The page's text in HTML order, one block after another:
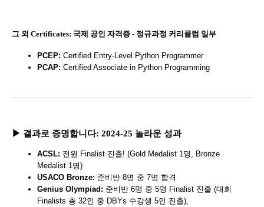
그 외 Certificates: 국제 공인 자격증 - 정규과정 커리큘럼 일부
PCEP: Certified Entry-Level Python Programmer
PCAP: Certified Associate in Python Programming
▶ 결과로 증명합니다: 2024-25 놀라운 성과
ACSL: 전원 Finalist 진출! (Gold Medalist 1명, Bronze
Medalist 1명)
USACO Bronze: 준비반 8명 중 7명 합격
Genius Olympiad: 준비반 6명 중 5명 Finalist 진출 (대회
Finalists 총 32인 중 DBYs 수강생 5인 진출),